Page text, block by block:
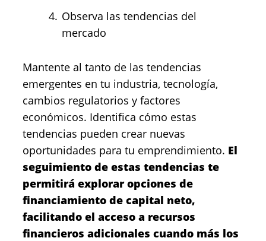
Observa las tendencias del
mercado
Mantente al tanto de las tendencias
emergentes en tu industria, tecnología,
cambios regulatorios y factores
económicos. Identifica cómo estas
tendencias pueden crear nuevas
oportunidades para tu emprendimiento. El
seguimiento de estas tendencias te
permitirá explorar opciones de
financiamiento de capital neto,
facilitando el acceso a recursos
financieros adicionales cuando más los